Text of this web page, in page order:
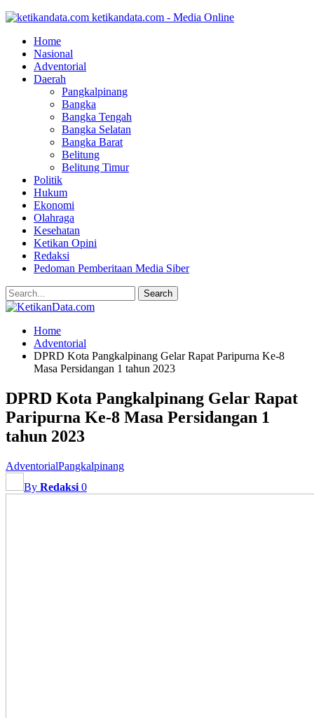
ketikandata.com - Media Online
Home
Nasional
Adventorial
Daerah
Pangkalpinang
Bangka
Bangka Tengah
Bangka Selatan
Bangka Barat
Belitung
Belitung Timur
Politik
Hukum
Ekonomi
Olahraga
Kesehatan
Ketikan Opini
Redaksi
Pedoman Pemberitaan Media Siber
Home
Adventorial
DPRD Kota Pangkalpinang Gelar Rapat Paripurna Ke-8
Masa Persidangan 1 tahun 2023
DPRD Kota Pangkalpinang Gelar Rapat
Paripurna Ke-8 Masa Persidangan 1
tahun 2023
AdventorialPangkalpinang
By Redaksi 0